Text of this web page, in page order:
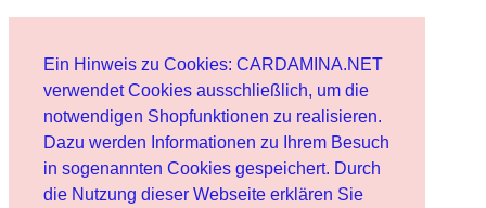
Ein Hinweis zu Cookies: CARDAMINA.NET
verwendet Cookies ausschließlich, um die
notwendigen Shopfunktionen zu realisieren.
Dazu werden Informationen zu Ihrem Besuch
in sogenannten Cookies gespeichert. Durch
die Nutzung dieser Webseite erklären Sie
Benutzer
Newsletter